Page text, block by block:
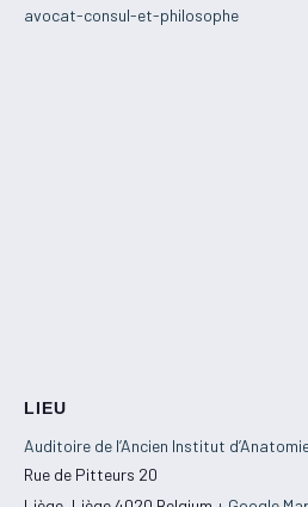
avocat-consul-et-philosophe
LIEU
Auditoire de l’Ancien Institut
Rue de Pitteurs 20